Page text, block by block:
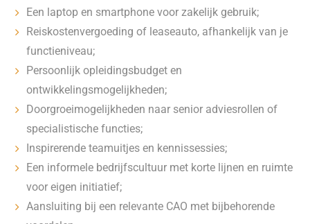
Een laptop en smartphone voor zakelijk gebruik;
Reiskostenvergoeding of leaseauto, afhankelijk van je
functieniveau;
Persoonlijk opleidingsbudget en
ontwikkelingsmogelijkheden;
Doorgroeimogelijkheden naar senior adviesrollen of
specialistische functies;
Inspirerende teamuitjes en kennissessies;
Een informele bedrijfscultuur met korte lijnen en ruimte
voor eigen initiatief;
Aansluiting bij een relevante CAO met bijbehorende